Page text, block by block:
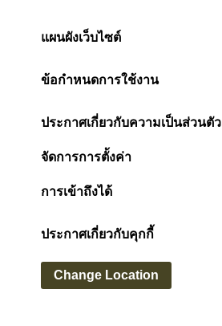
แผนผังเว็บไซต์
ข้อกำหนดการใช้งาน
ประกาศเกี่ยวกับความเป็นส่วนตัว
จัดการการตั้งค่า
การเข้าถึงได้
ประกาศเกี่ยวกับคุกกี้
Change Location